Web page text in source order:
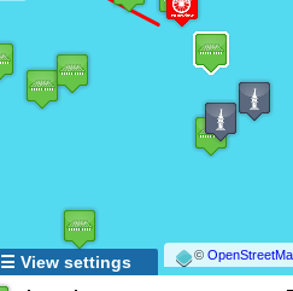
©
☰ View settings